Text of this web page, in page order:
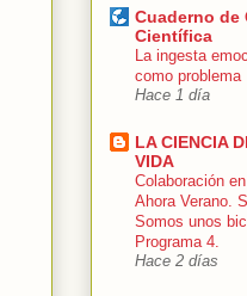
Cuaderno de
Científica
La ingesta
como problema
Hace 1 día
LA CIENCIA
VIDA
Colaboración
Ahora Verano.
Somos unos
Programa 4.
Hace 2 días